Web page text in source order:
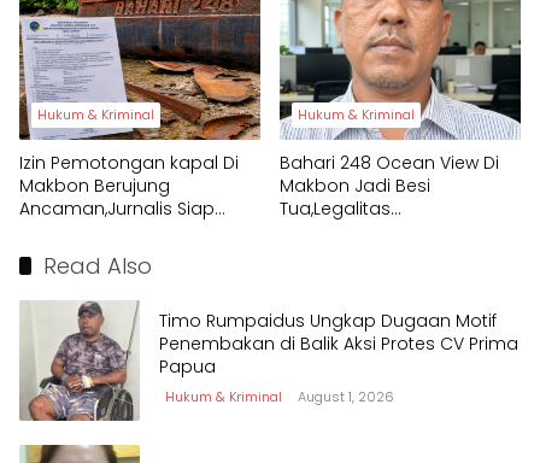
Hukum & Kriminal
Izin Pemotongan kapal Di
Makbon Berujung
Ancaman,Jurnalis Siap
Hukum & Kriminal
Bahari 248 Ocean View Di
Makbon Jadi Besi
Tua,Legalitas
Read Also
Timo Rumpaidus Ungkap Dugaan Motif
Penembakan di Balik Aksi Protes CV Prima
Papua
Hukum & Kriminal August 1, 2026